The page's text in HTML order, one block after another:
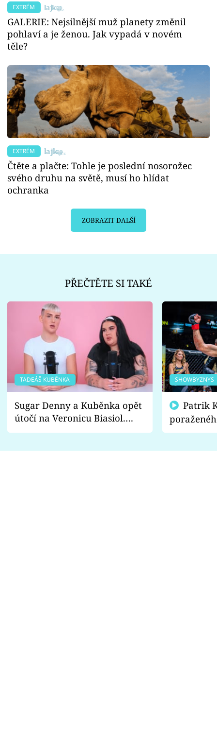
EXTRÉM
GALERIE: Nejsilnější muž planety změnil
pohlaví a je ženou. Jak vypadá v novém
těle?
EXTRÉM
Čtěte a plačte: Tohle je poslední nosorožec
svého druhu na světě, musí ho hlídat
ochranka
ZOBRAZIT DALŠÍ
PŘEČTĚTE SI TAKÉ
TADEÁŠ KUBĚNKA
Sugar Denny a Kuběnka opět
útočí na Veronicu Biasiol.
Proč je podle nich falešná a
SHOWBYZNYS
fanoušci